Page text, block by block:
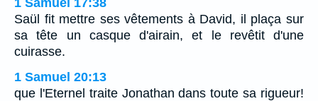
Saül fit mettre ses vêtements à David, il plaça sur
sa tête un casque d'airain, et le revêtit d'une
cuirasse.
1 Samuel 20:13
que l'Eternel traite Jonathan dans toute sa rigueur!